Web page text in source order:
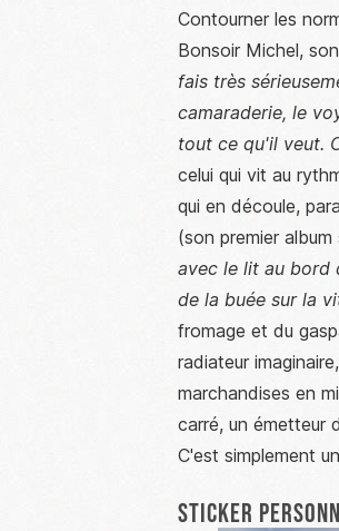
Contourner les
Bonsoir Michel,
fais très
camaraderie, le
tout ce qu'il veut.
celui qui vit au
qui en découle,
(son premier
avec le lit au bord
de la buée sur la
fromage et du
radiateur
marchandises en
carré, un émetteur
C'est simplement
Sticker